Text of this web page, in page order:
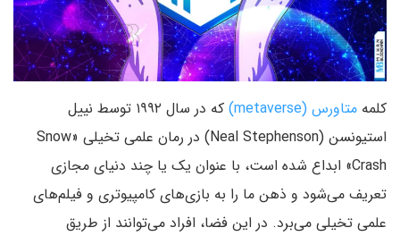
کلمه متاورس (metaverse)
که در سال ۱۹۹۲ توسط نییل
استیونسن (Neal Stephenson) در رمان علمی تخیلی «Snow
Crash» ابداع شده است، با عنوان یک یا چند دنیای مجازی
تعریف می‌شود و ذهن ما را به بازی‌های کامپیوتری و فیلم‌های
علمی تخیلی می‌برد. در این فضا، افراد می‌توانند از طریق